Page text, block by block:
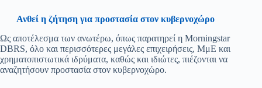
Ανθεί η ζήτηση για προστασία στον κυβερνοχώρο
Ως αποτέλεσμα των ανωτέρω, όπως παρατηρεί η Morningstar
DBRS, όλο και περισσότερες μεγάλες επιχειρήσεις, ΜμΕ και
χρηματοπιστωτικά ιδρύματα, καθώς και ιδιώτες, πιέζονται να
αναζητήσουν προστασία στον κυβερνοχώρο.